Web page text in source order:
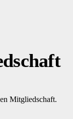
Mitgliedschaft.